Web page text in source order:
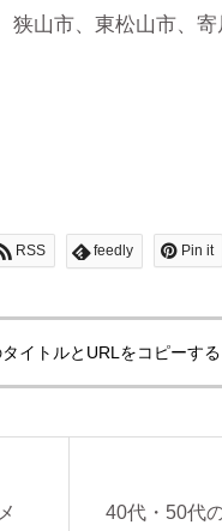
山市、東松山市、
RSS feedly Pin it
イトルとURLをコピーする
40代・50代